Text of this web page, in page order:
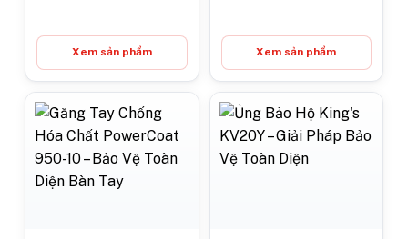
Xem sản phẩm Xem sản phẩm